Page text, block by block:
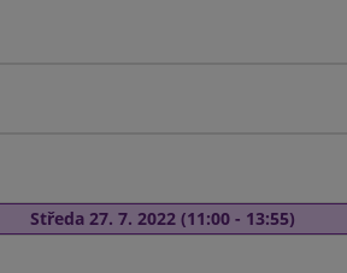
Středa 27. 7. 2022 (11:00 - 13:55)